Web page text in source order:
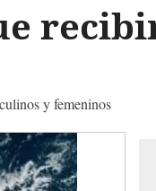
y femeninos